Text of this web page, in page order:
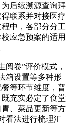
后续溯源查询拜
联系并对接医疗
中，各部分分工
应急预案的适用
卷”评价模式，
箱设置等多种形
等环节维度，普
充实必定了食堂
、菜品更新等方
看法进行梳理汇